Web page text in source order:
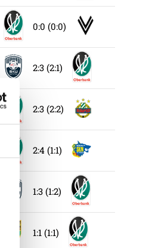
0:0 (0:0)
2:3 (2:1)
2:3 (2:2)
2:4 (1:1)
1:3 (1:2)
1:1 (1:1)